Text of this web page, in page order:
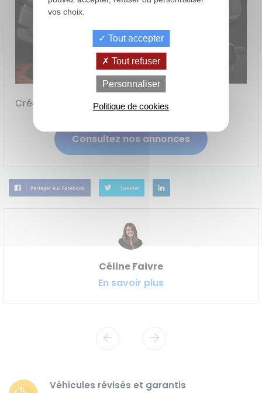
de
votreLe crédit
classique
Crédit photos : Ford
Consultez nos annonces
Céline Faivre
En savoir plus
Véhicules révisés et garantis
vos choix.
Tout accepter
Tout refuser
Personnaliser
Politique de cookies